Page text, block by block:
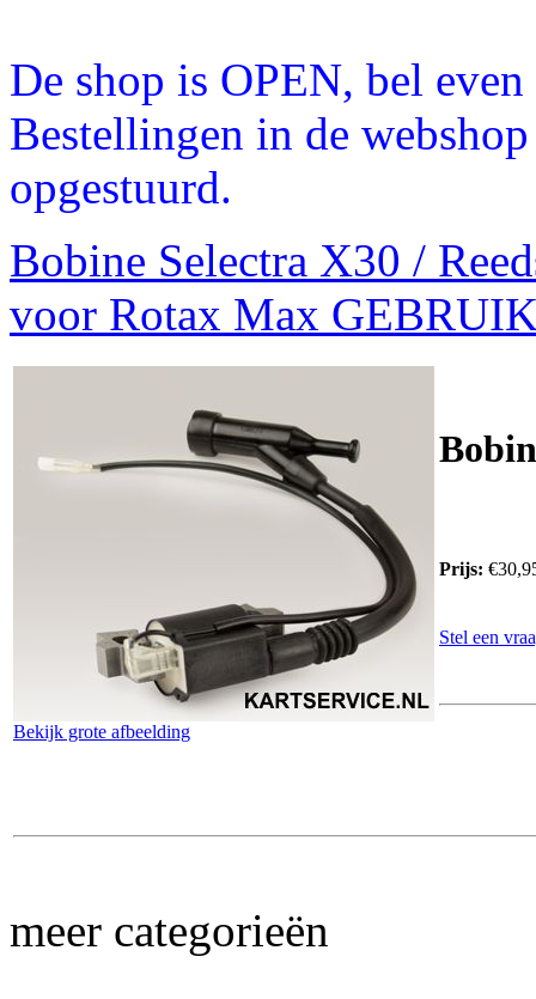
De shop is OPEN, bel
Bestellingen in de
opgestuurd.
Bobine Selectra X30 /
voor Rotax Max
Bekijk grote afbeelding
Prijs:
Stel een
meer categorieën